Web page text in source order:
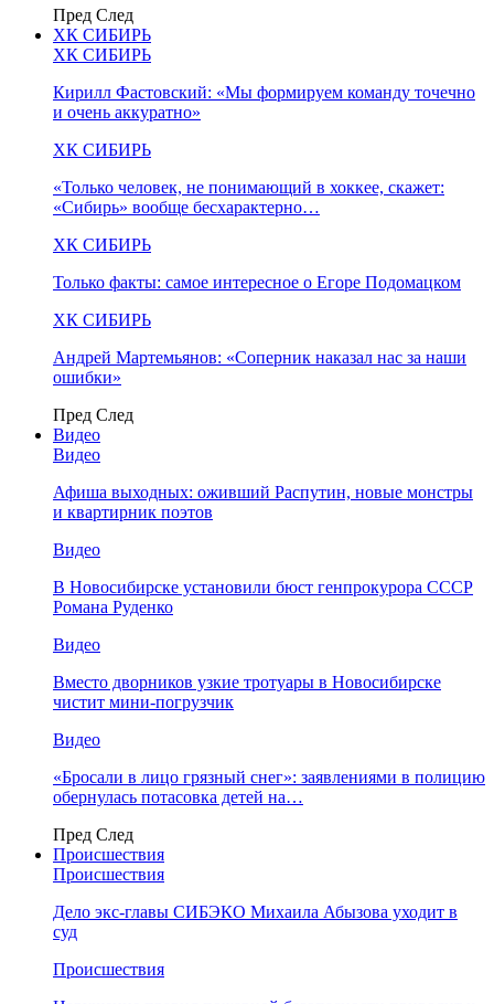
Пред След
ХК СИБИРЬ
ХК СИБИРЬ
Кирилл Фастовский: «Мы формируем команду точечно
и очень аккуратно»
ХК СИБИРЬ
«Только человек, не понимающий в хоккее, скажет:
«Сибирь» вообще бесхарактерно…
ХК СИБИРЬ
Только факты: самое интересное о Егоре Подомацком
ХК СИБИРЬ
Андрей Мартемьянов: «Соперник наказал нас за наши
ошибки»
Пред След
Видео
Видео
Афиша выходных: оживший Распутин, новые монстры
и квартирник поэтов
Видео
В Новосибирске установили бюст генпрокурора СССР
Романа Руденко
Видео
Вместо дворников узкие тротуары в Новосибирске
чистит мини-погрузчик
Видео
«Бросали в лицо грязный снег»: заявлениями в полицию
обернулась потасовка детей на…
Пред След
Происшествия
Происшествия
Дело экс-главы СИБЭКО Михаила Абызова уходит в
суд
Происшествия